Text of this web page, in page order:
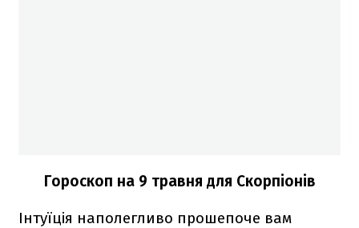
Гороскоп на 9 травня для Скорпіонів
Інтуїція наполегливо прошепоче вам